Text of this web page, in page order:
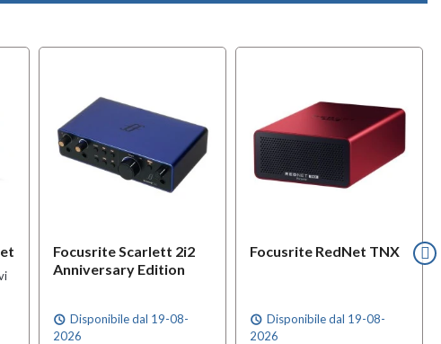
Focusrite Scarlett 2i2
Anniversary Edition
schedule Disponibile dal 19-08-
2026
Focusrite RedNet TNX
schedule Disponibile dal 19-08-
2026